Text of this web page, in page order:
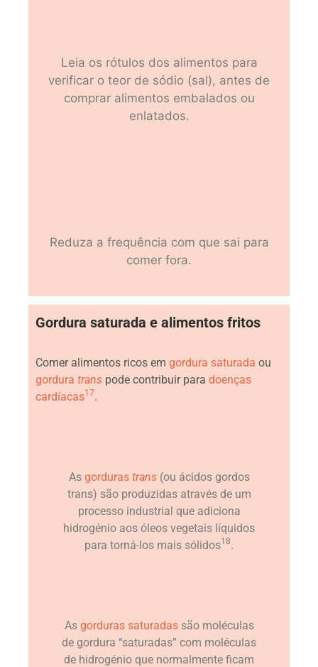
Leia os rótulos dos alimentos para
verificar o teor de sódio (sal), antes de
comprar alimentos embalados ou
enlatados.
Reduza a frequência com que sai para
comer fora.
Gordura saturada e alimentos fritos
Comer alimentos ricos em gordura saturada ou
gordura trans pode contribuir para doenças
cardíacas17.
As gorduras trans(ou ácidos gordos
trans) são produzidas através de um
processo industrial que adiciona
hidrogénio aos óleos vegetais líquidos
para torná-los mais sólidos18.
As gorduras saturadassão moléculas
de gordura “saturadas” com moléculas
de hidrogénio que normalmente ficam